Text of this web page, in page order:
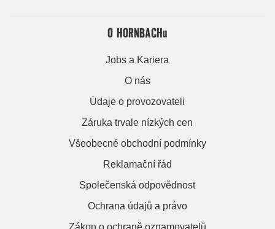
O HORNBACHu
Jobs a Kariera
O nás
Údaje o provozovateli
Záruka trvale nízkých cen
Všeobecné obchodní podmínky
Reklamační řád
Společenská odpovědnost
Ochrana údajů a právo
Zákon o ochraně oznamovatelů